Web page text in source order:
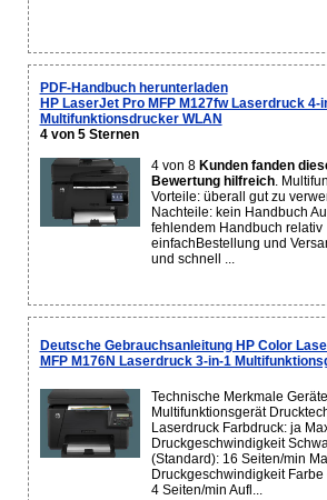
PDF-Handbuch herunterladen
HP LaserJet Pro MFP M127fw Laserdruck 4-
Multifunktionsdrucker WLAN
4 von 5 Sternen
4 von 8 Kunden fanden
Bewertung hilfreich.
Vorteile: überall gut zu
Nachteile: kein Handbuch
fehlendem Handbuch relativ
einfachBestellung und
und schnell ...
Deutsche Gebrauchsanleitung HP Color
MFP M176N Laserdruck 3-in-1
Technische Merkmale
Multifunktionsgerät
Laserdruck Farbdruck: ja
Druckgeschwindigkeit
(Standard): 16 Seiten/min
Druckgeschwindigkeit Farbe
4 Seiten/min Aufl...